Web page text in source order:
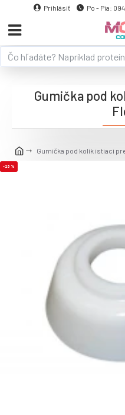
Prihlásiť Po - Pia:
Gumička pod kolík istiaci
Gumička pod
-23 %